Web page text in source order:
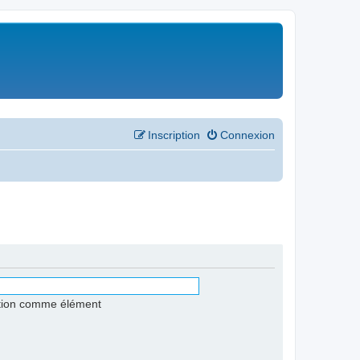
Connexion
Inscription
comme élément